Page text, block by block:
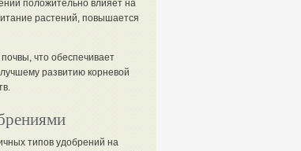
положительно влияет на
растений, повышается
что обеспечивает
развитию корневой
типов удобрений на